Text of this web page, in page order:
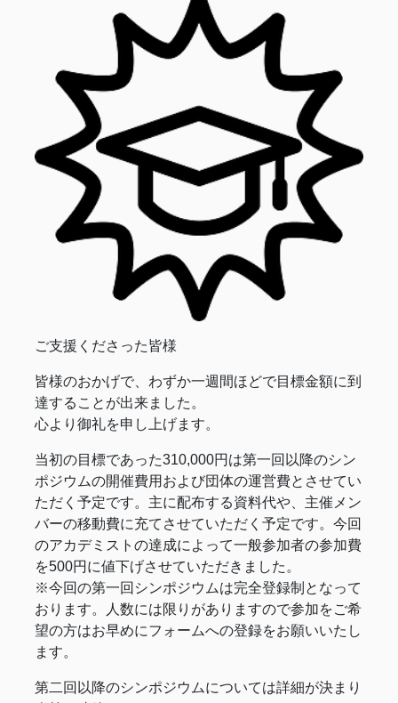
ご支援くださった皆様
皆様のおかげで、わずか一週間ほどで目標金額に到
達することが出来ました。
心より御礼を申し上げます。
当初の目標であった310,000円は第一回以降のシン
ポジウムの開催費用および団体の運営費とさせてい
ただく予定です。主に配布する資料代や、主催メン
バーの移動費に充てさせていただく予定です。今回
のアカデミストの達成によって一般参加者の参加費
を500円に値下げさせていただきました。
※今回の第一回シンポジウムは完全登録制となって
おります。人数には限りがありますので参加をご希
望の方はお早めにフォームへの登録をお願いいたし
ます。
第二回以降のシンポジウムについては詳細が決まり